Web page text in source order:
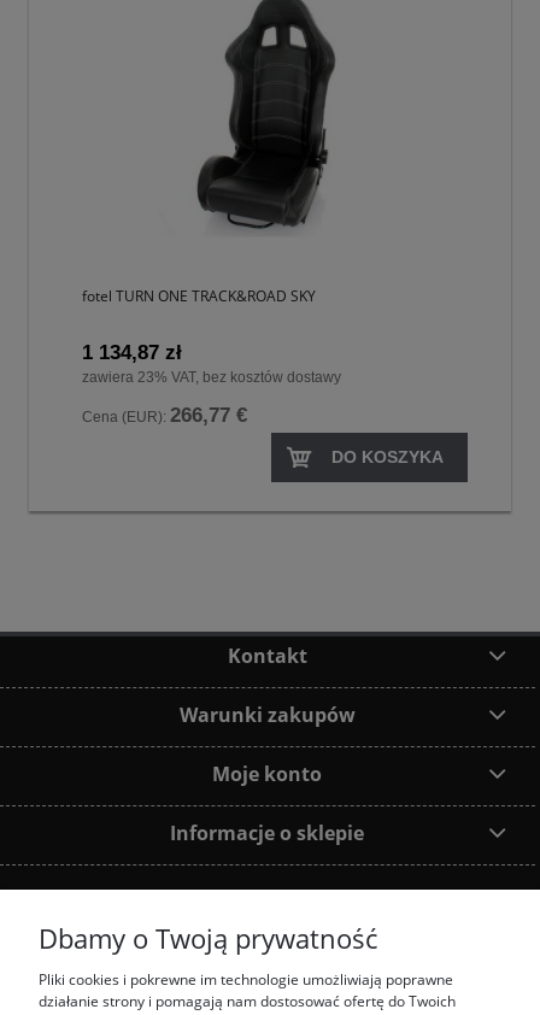
fotel TURN ONE TRACK&ROAD SKY
1 134,87 zł
zawiera 23% VAT, bez kosztów dostawy
Cena (EUR): 266,77 €
DO KOSZYKA
Kontakt
Warunki zakupów
Moje konto
Informacje o sklepie
Dołącz do nas:
Najczęściej wyszukiwane produkty:
Dbamy o Twoją prywatność
Pliki cookies i pokrewne im technologie umożliwiają poprawne
działanie strony i pomagają nam dostosować ofertę do Twoich